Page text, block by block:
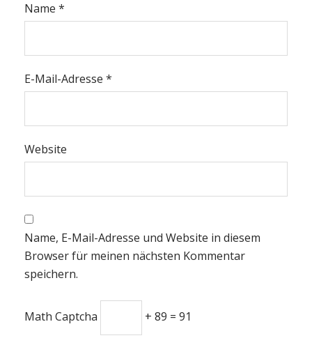
Name *
E-Mail-Adresse *
Website
Name, E-Mail-Adresse und Website in diesem
Browser für meinen nächsten Kommentar
speichern.
Math Captcha + 89 = 91